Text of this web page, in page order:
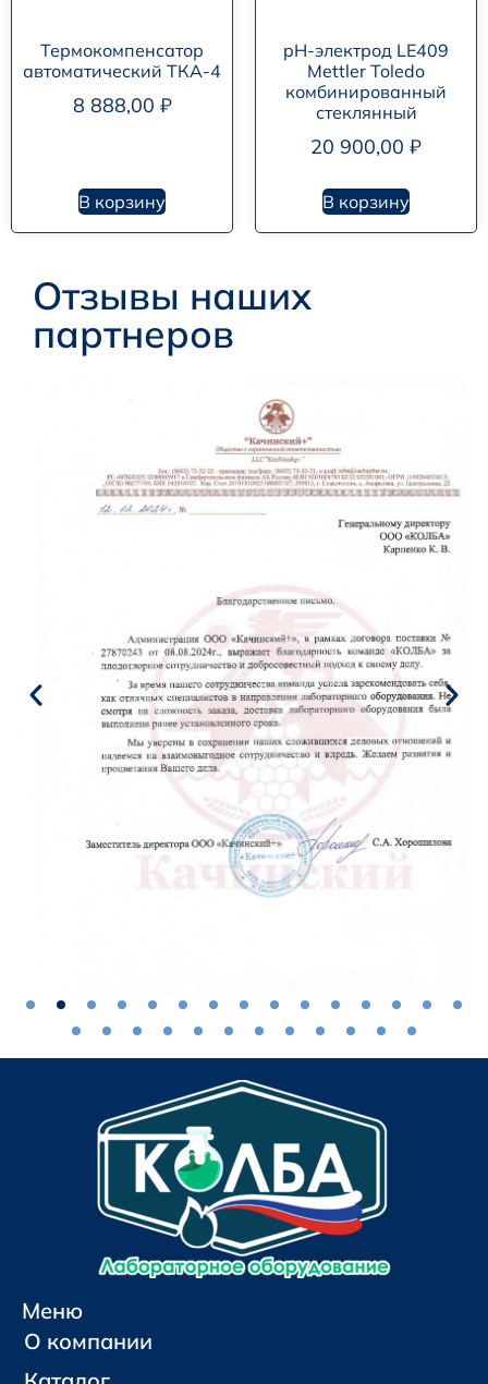
Термокомпенсатор
автоматический ТКА-4
8 888,00 ₽
В корзину
pH-электрод LE409
Mettler Toledo
комбинированный
стеклянный
20 900,00 ₽
В корзину
Отзывы наших
партнеров
Меню
О компании